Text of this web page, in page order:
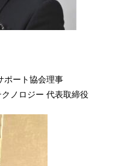
ポート協会理事
ノロジー 代表取締役